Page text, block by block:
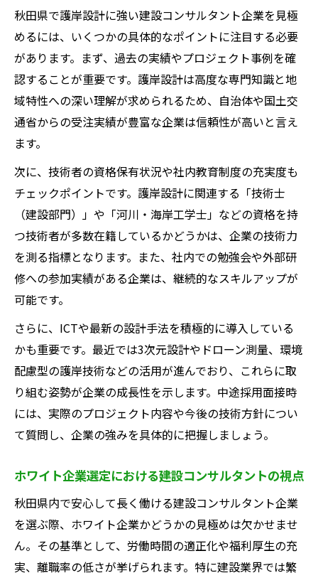
秋田県で護岸設計に強い建設コンサルタント企業を見極
めるには、いくつかの具体的なポイントに注目する必要
があります。まず、過去の実績やプロジェクト事例を確
認することが重要です。護岸設計は高度な専門知識と地
域特性への深い理解が求められるため、自治体や国土交
通省からの受注実績が豊富な企業は信頼性が高いと言え
ます。
次に、技術者の資格保有状況や社内教育制度の充実度も
チェックポイントです。護岸設計に関連する「技術士
（建設部門）」や「河川・海岸工学士」などの資格を持
つ技術者が多数在籍しているかどうかは、企業の技術力
を測る指標となります。また、社内での勉強会や外部研
修への参加実績がある企業は、継続的なスキルアップが
可能です。
さらに、ICTや最新の設計手法を積極的に導入している
かも重要です。最近では3次元設計やドローン測量、環境
配慮型の護岸技術などの活用が進んでおり、これらに取
り組む姿勢が企業の成長性を示します。中途採用面接時
には、実際のプロジェクト内容や今後の技術方針につい
て質問し、企業の強みを具体的に把握しましょう。
ホワイト企業選定における建設コンサルタントの視点
秋田県内で安心して長く働ける建設コンサルタント企業
を選ぶ際、ホワイト企業かどうかの見極めは欠かせませ
ん。その基準として、労働時間の適正化や福利厚生の充
実、離職率の低さが挙げられます。特に建設業界では繁